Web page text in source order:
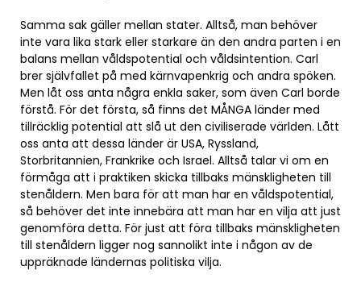
Samma sak gäller mellan stater. Alltså, man behöver
inte vara lika stark eller starkare än den andra parten i en
balans mellan våldspotential och våldsintention. Carl
brer självfallet på med kärnvapenkrig och andra spöken.
Men låt oss anta några enkla saker, som även Carl borde
förstå. För det första, så finns det MÅNGA länder med
tillräcklig potential att slå ut den civiliserade världen. Lått
oss anta att dessa länder är USA, Ryssland,
Storbritannien, Frankrike och Israel. Alltså talar vi om en
förmåga att i praktiken skicka tillbaks mänskligheten till
stenåldern. Men bara för att man har en våldspotential,
så behöver det inte innebära att man har en vilja att just
genomföra detta. För just att föra tillbaks mänskligheten
till stenåldern ligger nog sannolikt inte i någon av de
uppräknade ländernas politiska vilja.